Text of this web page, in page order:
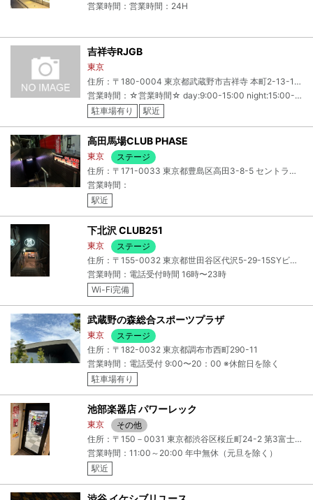
営業時間：営業時間：24H
吉祥寺RJGB
東京
住所：〒180-0004 東京都武蔵野市吉祥寺 本町2-13-14 B1
営業時間：☆営業時間☆ day:9:00-15:00 night:15:00-23:00 mid night:23:00-6:00
駐車場有り
駅近
高田馬場CLUB PHASE
東京
ステージ
住所：〒171-0033 東京都豊島区高田3-8-5 セントラル・ワセダB1F事務所
営業時間：
駅近
下北沢 CLUB251
東京
ステージ
住所：〒155-0032 東京都世田谷区代沢5-29-15SYビルB1
営業時間：電話受付時間 16時〜23時
Wi-Fi完備
武蔵野の森総合スポーツプラザ
東京
ステージ
住所：〒182-0032 東京都調布市西町290-11
営業時間：電話受付 9:00〜20：00 ※休館日を除く
駐車場有り
池部楽器店 パワーレック
東京
その他
住所：〒150－0031 東京都渋谷区桜丘町24-2 第3富士商事ビル 5F＆6F
営業時間：11:00～20:00 年中無休（元旦を除く）
駅近